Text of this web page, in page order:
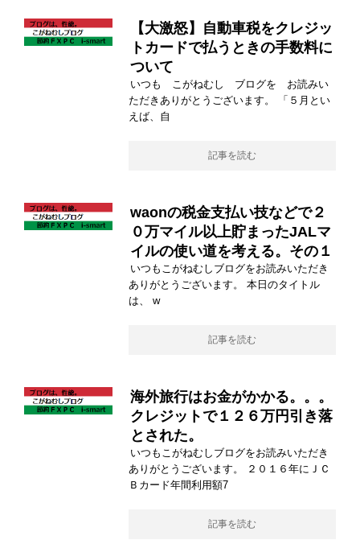
【大激怒】自動車税をクレジッ
トカードで払うときの手数料に
ついて
いつも こがねむし ブログを お読みい
ただきありがとうございます。 「５月とい
えば、自
記事を読む
waonの税金支払い技などで２
０万マイル以上貯まったJALマ
イルの使い道を考える。その１
いつもこがねむしブログをお読みいただき
ありがとうございます。 本日のタイトル
は、 w
記事を読む
海外旅行はお金がかかる。。。
クレジットで１２６万円引き落
とされた。
いつもこがねむしブログをお読みいただき
ありがとうございます。 ２０１６年にＪＣ
Ｂカード年間利用額7
記事を読む